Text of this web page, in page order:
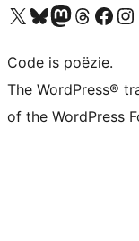
Bezoek ons X (voorheen Twitter) account
Bezoek ons Bluesky account
Bezoek ons Mastodon account
Bezoek ons Threads
Onze
Code is poëzie.
The WordPress®
of the WordPress